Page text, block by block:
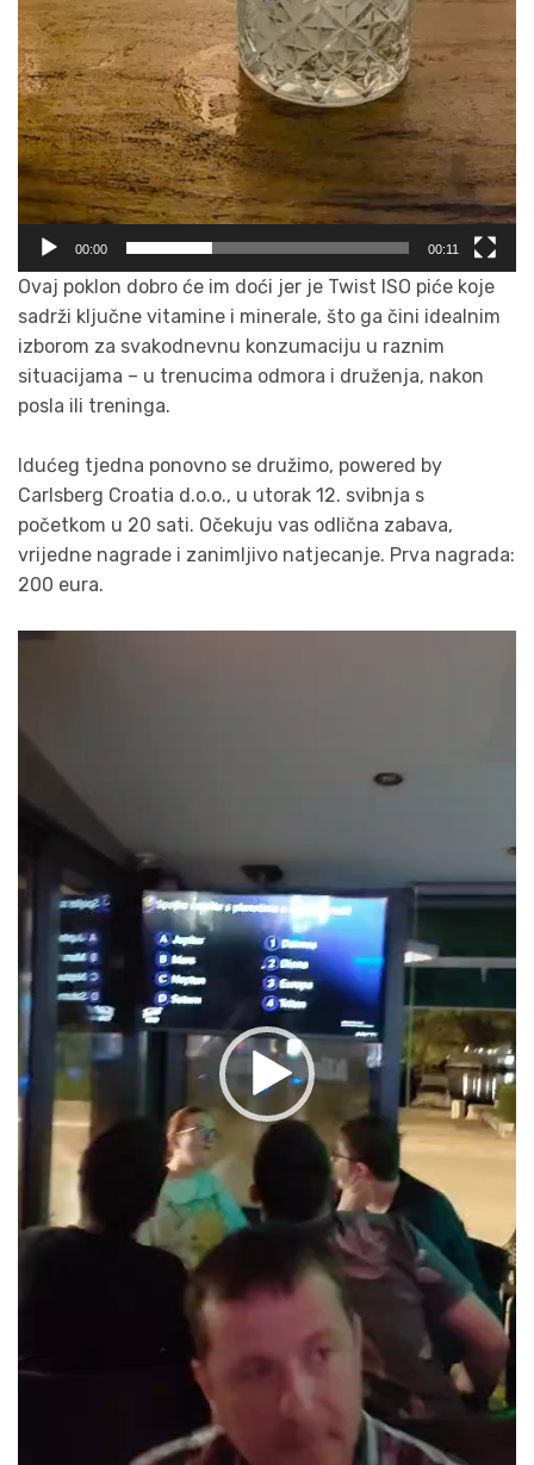
00:00 00:11
Ovaj poklon dobro će im doći jer je Twist ISO piće koje
sadrži ključne vitamine i minerale, što ga čini idealnim
izborom za svakodnevnu konzumaciju u raznim
situacijama – u trenucima odmora i druženja, nakon
posla ili treninga.
Idućeg tjedna ponovno se družimo, powered by
Carlsberg Croatia d.o.o., u utorak 12. svibnja s
početkom u 20 sati. Očekuju vas odlična zabava,
vrijedne nagrade i zanimljivo natjecanje. Prva nagrada:
200 eura.
Reproduktor